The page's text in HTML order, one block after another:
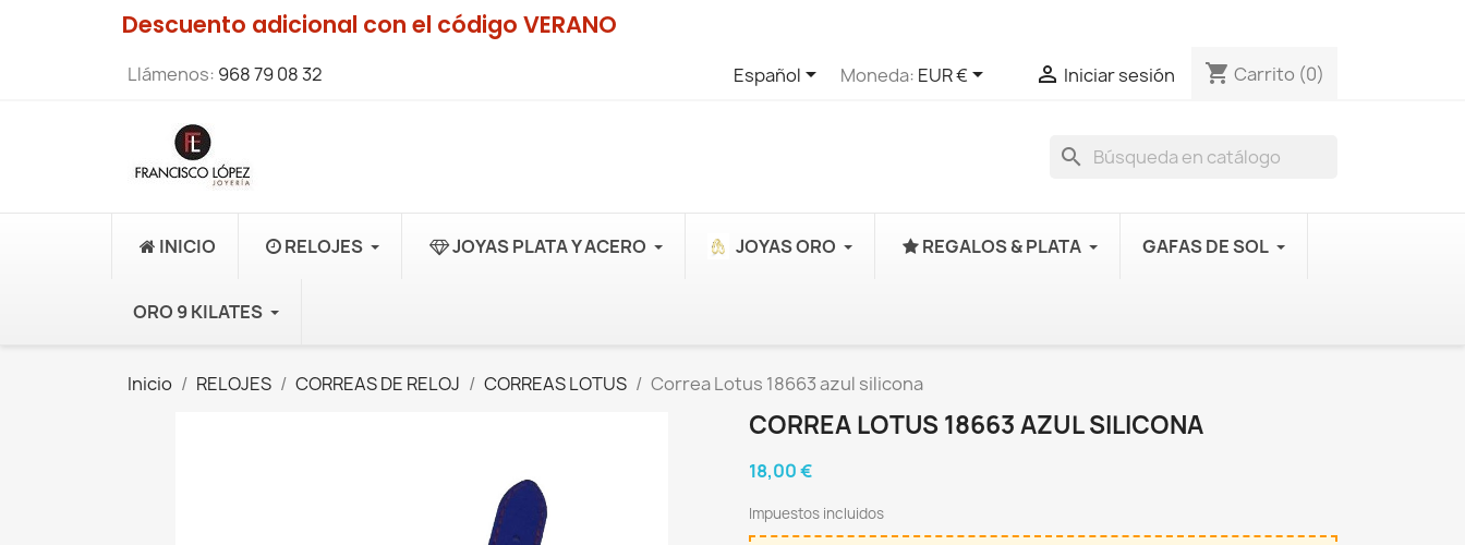
Descuento adicional con el código VERANO
Llámenos: 968 79 08 32 Español Moneda: EUR €  Iniciar sesión shopping_cart Carrito (0)
search
INICIO RELOJES JOYAS PLATA Y ACERO JOYAS ORO REGALOS & PLATA GAFAS DE SOL
ORO 9 KILATES
Inicio RELOJES CORREAS DE RELOJ CORREAS LOTUS Correa Lotus 18663 azul silicona
CORREA LOTUS 18663 AZUL SILICONA
18,00 €
Impuestos incluidos